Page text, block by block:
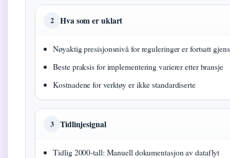
2 Hva som er uklart
Nøyaktig presisjonsnivå for reguleringer er fortsatt
Beste praksis for implementering varierer etter bransje
Kostnadene for verktøy er ikke standardiserte
3 Tidlinjesignal
Tidlig 2000-tall: Manuell dokumentasjon av dataflyt